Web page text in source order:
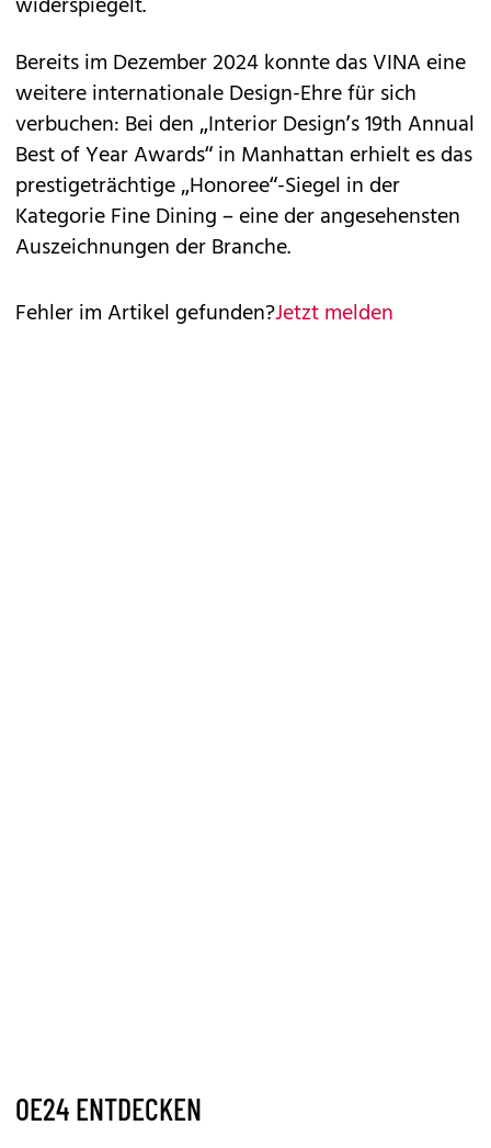
Bereits im Dezember 2024 konnte das VINA eine
weitere internationale Design-Ehre für sich
verbuchen: Bei den „Interior Design’s 19th Annual
Best of Year Awards“ in Manhattan erhielt es das
prestigeträchtige „Honoree“-Siegel in der
Kategorie Fine Dining – eine der angesehensten
Auszeichnungen der Branche.
Fehler im Artikel gefunden?Jetzt melden
OE24 ENTDECKEN